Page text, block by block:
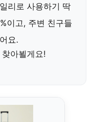
리로 사용하기 딱
이고, 주변 친구들
요.
아뵐게요!